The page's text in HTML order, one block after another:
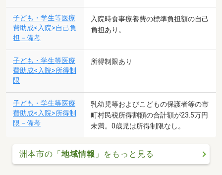
子ども・学生等医療
費助成<入院>自己負
担－備考
入院時食事療養費の標準負担額の自己
負担あり。
子ども・学生等医療
費助成<入院>所得制
限
所得制限あり
子ども・学生等医療
費助成<入院>所得制
限－備考
乳幼児等およびこどもの保護者等の市
町村民税所得割額の合計額が23.5万円
未満。0歳児は所得制限なし。
洲本市の「地域情報 」をもっと見る